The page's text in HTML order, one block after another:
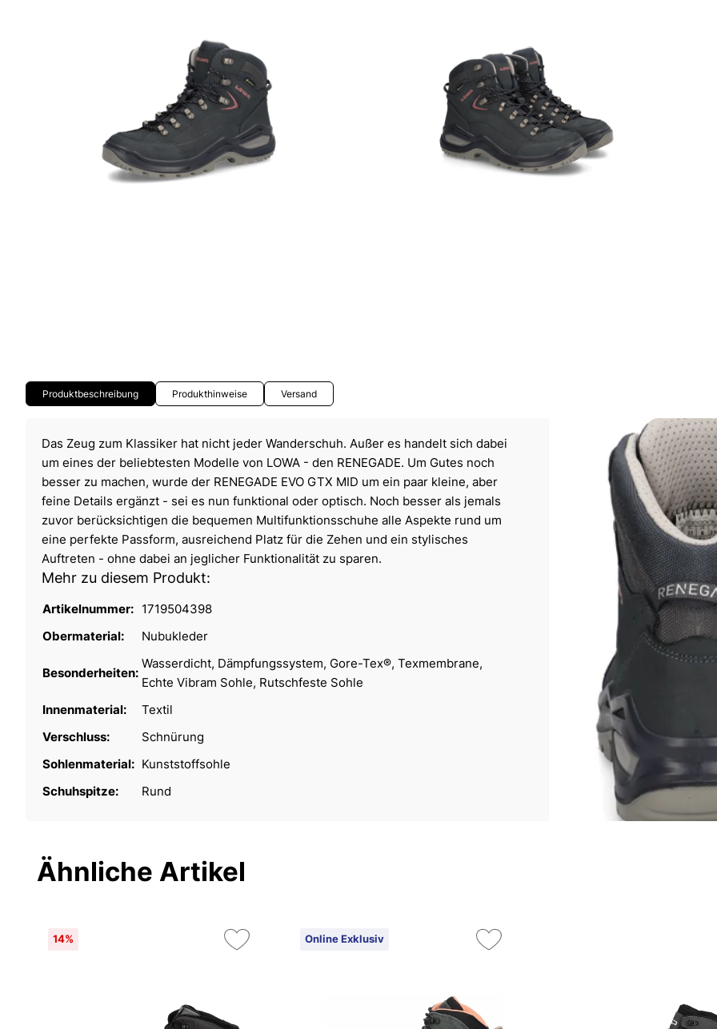
Produktbeschreibung Produkthinweise Versand
Das Zeug zum Klassiker hat nicht jeder Wanderschuh. Außer es handelt sich dabei
um eines der beliebtesten Modelle von LOWA - den RENEGADE. Um Gutes noch
besser zu machen, wurde der RENEGADE EVO GTX MID um ein paar kleine, aber
feine Details ergänzt - sei es nun funktional oder optisch. Noch besser als jemals
zuvor berücksichtigen die bequemen Multifunktionsschuhe alle Aspekte rund um
eine perfekte Passform, ausreichend Platz für die Zehen und ein stylisches
Auftreten - ohne dabei an jeglicher Funktionalität zu sparen.
Mehr zu diesem Produkt:
Artikelnummer: 1719504398
Obermaterial:
Nubukleder
Besonderheiten:
Wasserdicht, Dämpfungssystem, Gore-Tex®, Texmembrane,
Echte Vibram Sohle, Rutschfeste Sohle
Innenmaterial:
Textil
Verschluss:
Schnürung
Sohlenmaterial: Kunststoffsohle
Schuhspitze:
Rund
Ähnliche Artikel
14% Online Exklusiv